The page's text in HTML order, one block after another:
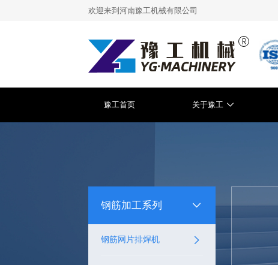
欢迎来到河南豫工机械有限公司
豫工首页 关于豫工
钢筋加工系列
钢筋网片排焊机